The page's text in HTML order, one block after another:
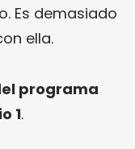
Es demasiado
ella.
programa
1.